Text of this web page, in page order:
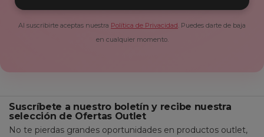
Al suscribirte aceptas nuestra Política de Privacidad. Puedes darte de baja
en cualquier momento.
Suscríbete a nuestro boletín y recibe nuestra
selección de Ofertas Outlet
No te pierdas grandes oportunidades en productos outlet,